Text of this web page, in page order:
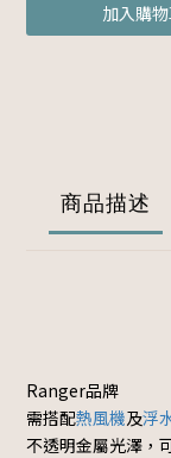
加入購
商品描述
Ranger品牌
需搭配熱風機及浮
不透明金屬光澤，